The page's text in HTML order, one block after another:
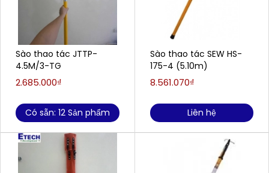
Sào thao tác JTTP-
4.5M/3-TG
2.685.000₫
Có sẵn: 12 Sản phẩm
Sào thao tác SEW HS-
175-4 (5.10m)
8.561.070₫
Liên hệ